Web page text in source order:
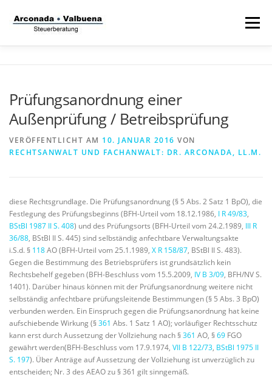
Inhalt
Menü
STRAFVERTEIDIGER TÄTIGKEITSFELDER
Prüfungsanordnung einer
Außenprüfung / Betreibsprüfung
VERÖFFENTLICHT AM 10. JANUAR 2016 VON
RECHTSANWALT UND FACHANWALT: DR. ARCONADA, LL.M.
diese Rechtsgrundlage. Die Prüfungsanordnung (§ 5 Abs. 2 Satz 1 BpO), die
Festlegung des Prüfungsbeginns (BFH-Urteil vom 18.12.1986, I R 49/83,
BStBl 1987 II S. 408) und des Prüfungsorts (BFH-Urteil vom 24.2.1989, III R
36/88, BStBl II S. 445) sind selbständig anfechtbare Verwaltungsakte
i.S.d. § 118AO (BFH-Urteil vom 25.1.1989, X R 158/87, BStBl II S. 483).
Gegen die Bestimmung des Betriebsprüfers ist grundsätzlich kein
Rechtsbehelf gegeben (BFH-Beschluss vom 15.5.2009, IV B 3/09, BFH/NV S.
1401). Darüber hinaus können mit der Prüfungsanordnung weitere nicht
selbständig anfechtbare prüfungsleitende Bestimmungen (§ 5 Abs. 3 BpO)
verbunden werden. Ein Einspruch gegen die Prüfungsanordnung hat keine
aufschiebende Wirkung (§361 Abs. 1 Satz 1 AO); vorläufiger Rechtsschutz
kann erst durch Aussetzung der Vollziehung nach §361 AO, §69 FGO
gewährt werden(BFH-Beschluss vom 17.9.1974, VII B 122/73, BStBl 1975 II
S. 197). Über Anträge auf Aussetzung der Vollziehung ist unverzüglich zu
entscheiden; Nr. 3 des AEAO zu § 361 gilt sinngemäß.